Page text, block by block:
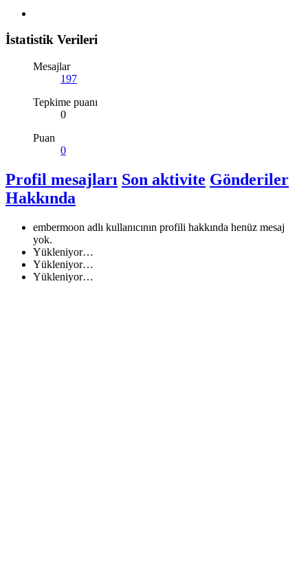
İstatistik Verileri
Mesajlar
197
Tepkime puanı
0
Puan
0
Profil mesajları Son aktivite Gönderiler
Hakkında
embermoon adlı kullanıcının profili hakkında henüz mesaj
yok.
Yükleniyor…
Yükleniyor…
Yükleniyor…